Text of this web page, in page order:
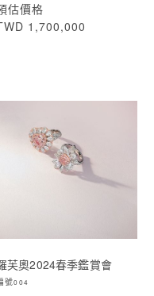
估價格
1,700,000
芙奧2024春季鑑賞會
號004